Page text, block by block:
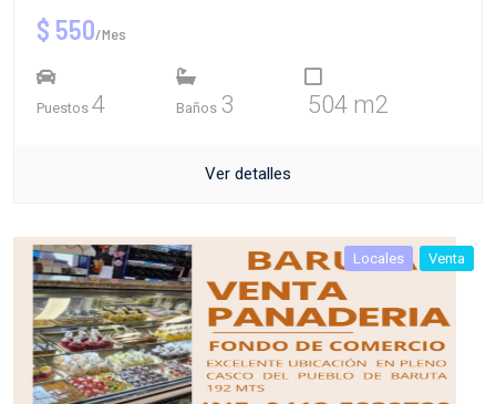
$ 550/Mes
Puestos 4 Baños 3 504 m2
Ver detalles
Locales Venta